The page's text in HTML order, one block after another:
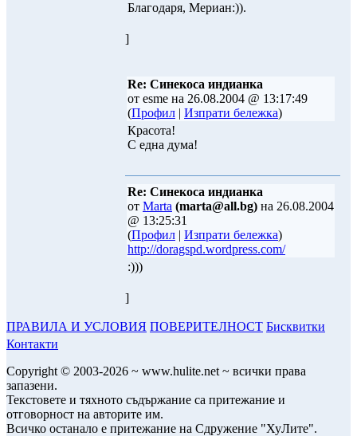
Благодаря, Мериан:)).
]
Re: Синекоса индианка
от esme на 26.08.2004 @ 13:17:49
(Профил | Изпрати бележка)
Красота!
С една дума!
Re: Синекоса индианка
от Marta (marta@all.bg) на 26.08.2004
@ 13:25:31
(Профил | Изпрати бележка)
http://doragspd.wordpress.com/
:)))
]
ПРАВИЛА И УСЛОВИЯ ПОВЕРИТЕЛНОСТ Бисквитки
Контакти
Copyright © 2003-2026 ~ www.hulite.net ~ всички права
запазени.
Текстовете и тяхното съдържание са притежание и
отговорност на авторите им.
Всичко останало е притежание на Сдружение "ХуЛите".